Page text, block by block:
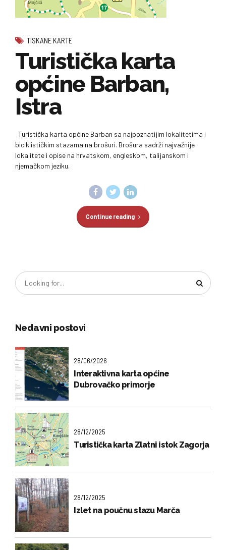
TISKANE KARTE
Turistička karta
općine Barban,
Istra
Turistička karta općine Barban sa najpoznatijim lokalitetima i
biciklističkim stazama na brošuri. Brošura sadrži najvažnije
lokalitete i opise na hrvatskom, engleskom, talijanskom i
njemačkom jeziku.
Continue reading
Nedavni postovi
28/06/2026
Interaktivna karta općine
Dubrovačko primorje
28/12/2025
Turistička karta Zlatni istok Zagorja
28/12/2025
Izlet na poučnu stazu Marča